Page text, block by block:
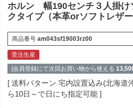
ホルン 幅190センチ３人掛
クタイプ（本革orソフトレザー
商品番号 am043sf19003rz00
受注生産
[会員登録にて次回お買い物から使える
送料パターン 宅内設置込み(北海道
ら10日～で日にち指定可能